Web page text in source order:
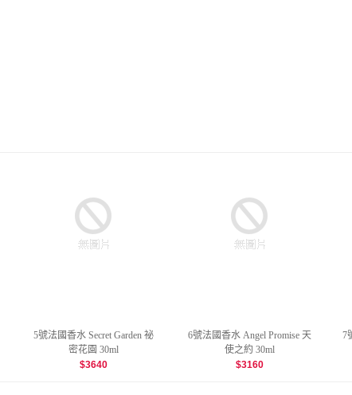
5號法國香水 Secret Garden 祕
密花園 30ml
$3640
6號法國香水 Angel Promise 天
使之約 30ml
$3160
7